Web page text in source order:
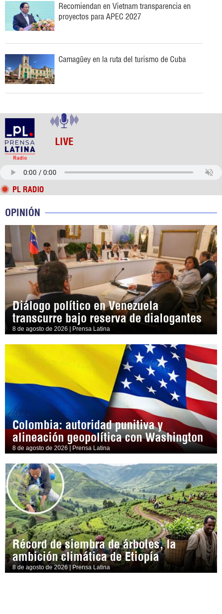
Recomiendan en Vietnam transparencia en
proyectos para APEC 2027
Camagüey en la ruta del turismo de Cuba
LIVE
PL RADIO
OPINIÓN
Diálogo político en Venezuela
transcurre bajo reserva de dialogantes
8 de agosto de 2026 | Prensa Latina
Colombia: autoridad punitiva y
alineación geopolítica con Washington
8 de agosto de 2026 | Prensa Latina
Récord de siembra de árboles, la
ambición climática de Etiopía
8 de agosto de 2026 | Prensa Latina